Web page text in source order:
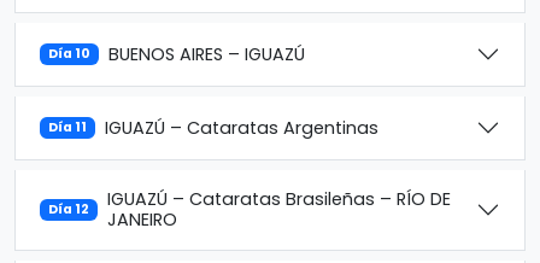
Día 10 BUENOS AIRES – IGUAZÚ
Día 11 IGUAZÚ – Cataratas Argentinas
Día 12
IGUAZÚ – Cataratas Brasileñas – RÍO DE
JANEIRO